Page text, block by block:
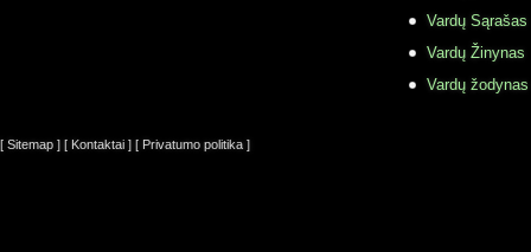
Vardų Sąrašas
Vardų Žinynas
Vardų
[ Sitemap ] [ Kontaktai ] [ Privatumo politika ]